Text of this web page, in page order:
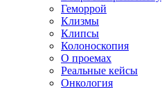
Геморрой
Клизмы
Клипсы
Колоноскопия
О проемах
Реальные кейсы
Онкология